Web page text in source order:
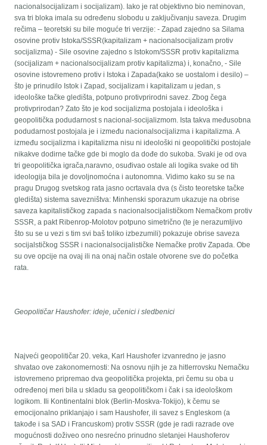
nacionalsocijalizam i socijalizam). Iako je rat objektivno bio neminovan,
sva tri bloka imala su određenu slobodu u zaključivanju saveza. Drugim
rečima – teoretski su bile moguće tri verzije: - Zapad zajedno sa Silama
osovine protiv Istoka/SSSR(kapitalizam + nacionalsocijalizam protiv
socijalizma) - Sile osovine zajedno s Istokom/SSSR protiv kapitalizma
(socijalizam + nacionalsocijalizam protiv kapitalizma) i, konačno, - Sile
osovine istovremeno protiv i Istoka i Zapada(kako se uostalom i desilo) –
što je prinudilo Istok i Zapad, socijalizam i kapitalizam u jedan, s
ideološke tačke gledišta, potpuno protivprirodni savez. Zbog čega
protivprirodan? Zato što je kod socijalizma postojala i ideološka i
geopolitička podudarnost s nacional-socijalizmom. Ista takva međusobna
podudarnost postojala je i između nacionalsocijalizma i kapitalizma. A
između socijalizma i kapitalizma nisu ni ideološki ni geopolitički postojale
nikakve dodirne tačke gde bi moglo da dođe do sukoba. Svaki je od ova
tri geopolitička igrača,naravno, osuđivao ostale ali logika svake od tih
ideologija bila je dovoljnomoćna i autonomna. Vidimo kako su se na
pragu Drugog svetskog rata jasno ocrtavala dva (s čisto teoretske tačke
gledišta) sistema savezništva: Minhenski sporazum ukazuje na obrise
saveza kapitalističkog zapada s nacionalsocijalističkom Nemačkom protiv
SSSR, a pakt Ribenrop-Molotov potpuno simetrično (te je nerazumljivo
što su se u vezi s tim svi baš toliko izbezumili) pokazuje obrise saveza
socijalstičkog SSSR i nacionalsocijalističke Nemačke protiv Zapada. Obe
su ove opcije na ovaj ili na onaj način ostale otvorene sve do početka
rata.
Geopolitičar Haushofer: ideje, učenici i sledbenici
Najveći geopolitičar 20. veka, Karl Haushofer izvanredno je jasno
shvatao ove zakonomernosti: Na osnovu njih je za hitlerrovsku Nemačku
istovremeno pripremao dva geopolitička projekta, pri čemu su oba u
određenoj meri bila u skladu sa geopolitičkom i čak i sa ideološkom
logikom. Ili Kontinentalni blok (Berlin-Moskva-Tokijo), k čemu se
emocijonalno priklanjajo i sam Haushofer, ili savez s Engleskom (a
takođe i sa SAD i Francuskom) protiv SSSR (gde je radi razrade ove
mogućnosti doživeo ono nesrećno prinudno sletanjei Haushoferov